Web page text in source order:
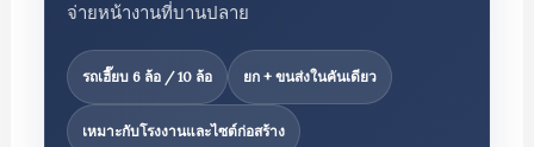
จ่ายหน้างานที่บานปลาย
รถเฮี๊ยบ 6 ล้อ / 10 ล้อ ยก + ขนส่งในคันเดียว
เหมาะกับโรงงานและไซต์ก่อสร้าง